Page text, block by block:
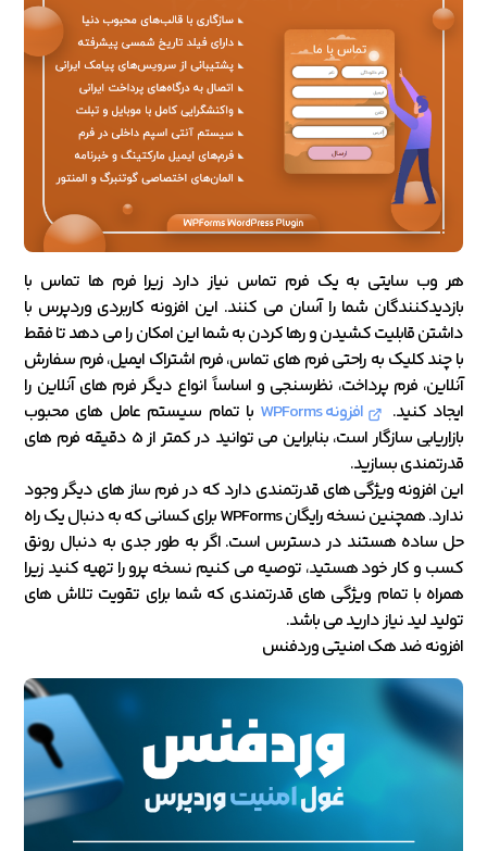
هر وب سایتی به یک فرم تماس نیاز دارد زیرا فرم ها تماس با
بازدیدکنندگان شما را آسان می کنند. این افزونه کاربردی وردپرس با
داشتن قابلیت کشیدن و رها کردن به شما این امکان را می دهد تا فقط
با چند کلیک به راحتی فرم های تماس، فرم اشتراک ایمیل، فرم سفارش
آنلاین، فرم پرداخت، نظرسنجی و اساساً انواع دیگر فرم های آنلاین را
ایجاد کنید.
افزونه WPForms
با تمام سیستم عامل های محبوب
بازاریابی سازگار است، بنابراین می توانید در کمتر از 5 دقیقه فرم های
قدرتمندی بسازید.
این افزونه ویژگی های قدرتمندی دارد که در فرم ساز های دیگر وجود
ندارد. همچنین نسخه رایگان WPForms برای کسانی که به دنبال یک راه
حل ساده هستند در دسترس است. اگر به طور جدی به دنبال رونق
کسب و کار خود هستید، توصیه می کنیم نسخه پرو را تهیه کنید زیرا
همراه با تمام ویژگی های قدرتمندی که شما برای تقویت تلاش های
تولید لید نیاز دارید می باشد.
افزونه ضد هک امنیتی وردفنس